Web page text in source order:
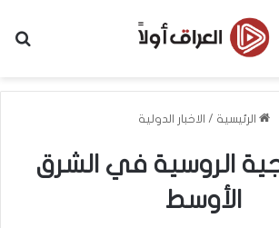
الرئيسية / الاخبار الدولية
الروسية في الشرق
الأوسط